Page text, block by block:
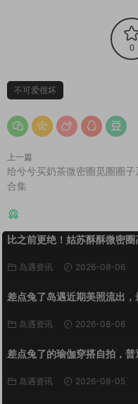
0
不可爱很坏
上一篇
给兮兮买奶茶微密圈觅圈圈子
合集
比之前更绝！姑苏酥酥微密圈
岛遇资讯 2026-08-06
差点兔了岛遇近期美照流出，
岛遇资讯 2026-08-06
差点兔了的瑜伽穿搭自拍，普
岛遇资讯 2026-08-05